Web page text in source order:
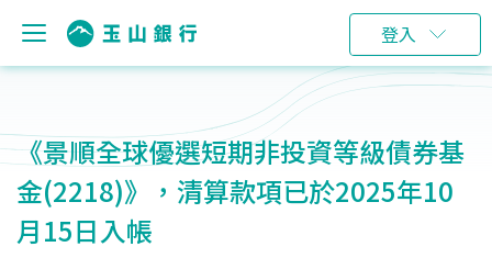
登入
《景順全球優選短期非投資等級債券基
金(2218)》，清算款項已於2025年10
月15日入帳